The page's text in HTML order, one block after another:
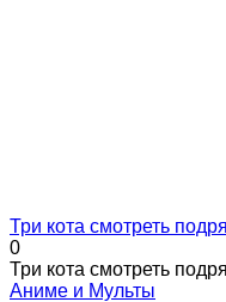
Три кота смотреть
0
Три кота смотреть
Аниме и Мульты